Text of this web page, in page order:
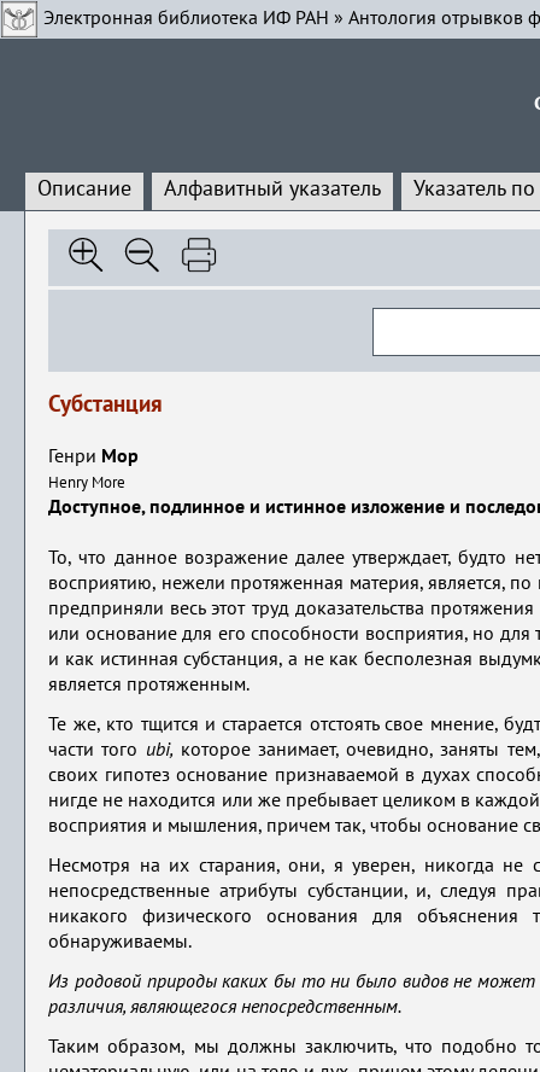
Электронная библиотека ИФ РАН » Антология отрывков
Описание Алфавитный указатель Указатель
Субстанция
Генри Мор
Henry More
Доступное, подлинное и истинное изложение и
То, что данное возражение далее утверждает, будто
восприятию, нежели протяженная материя, является,
предприняли весь этот труд доказательства
или основание для его способности восприятия, но для
и как истинная субстанция, а не как бесполезная
является протяженным.
Те же, кто тщится и старается отстоять свое мнение,
части того ubi, которое занимает, очевидно, заняты
своих гипотез основание признаваемой в духах
нигде не находится или же пребывает целиком в
восприятия и мышления, причем так, чтобы основание
Несмотря на их старания, они, я уверен, никогда не
непосредственные атрибуты субстанции, и, следуя
никакого физического основания для
обнаруживаемы.
Из родовой природы каких бы то ни было видов не может
различия, являющегося непосредственным.
Таким образом, мы должны заключить, что подобно